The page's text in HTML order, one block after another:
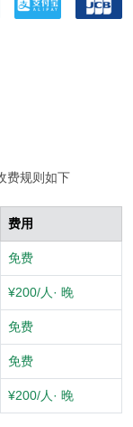
费规则如下
费用
免费
¥200/人· 晚
免费
免费
¥200/人· 晚